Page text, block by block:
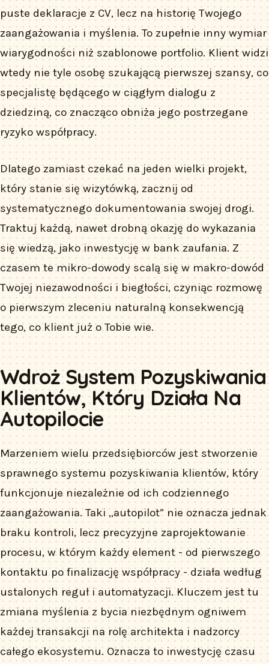
puste deklaracje z CV, lecz na historię Twojego
zaangażowania i myślenia. To zupełnie inny wymiar
wiarygodności niż szablonowe portfolio. Klient widzi
wtedy nie tyle osobę szukającą pierwszej szansy, co
specjalistę będącego w ciągłym dialogu z
dziedziną, co znacząco obniża jego postrzegane
ryzyko współpracy.
Dlatego zamiast czekać na jeden wielki projekt,
który stanie się wizytówką, zacznij od
systematycznego dokumentowania swojej drogi.
Traktuj każdą, nawet drobną okazję do wykazania
się wiedzą, jako inwestycję w bank zaufania. Z
czasem te mikro-dowody scalą się w makro-dowód
Twojej niezawodności i biegłości, czyniąc rozmowę
o pierwszym zleceniu naturalną konsekwencją
tego, co klient już o Tobie wie.
Wdroż System Pozyskiwania
Klientów, Który Działa Na
Autopilocie
Marzeniem wielu przedsiębiorców jest stworzenie
sprawnego systemu pozyskiwania klientów, który
funkcjonuje niezależnie od ich codziennego
zaangażowania. Taki „autopilot” nie oznacza jednak
braku kontroli, lecz precyzyjne zaprojektowanie
procesu, w którym każdy element - od pierwszego
kontaktu po finalizację współpracy - działa według
ustalonych reguł i automatyzacji. Kluczem jest tu
zmiana myślenia z bycia niezbędnym ogniwem
każdej transakcji na rolę architekta i nadzorcy
całego ekosystemu. Oznacza to inwestycję czasu